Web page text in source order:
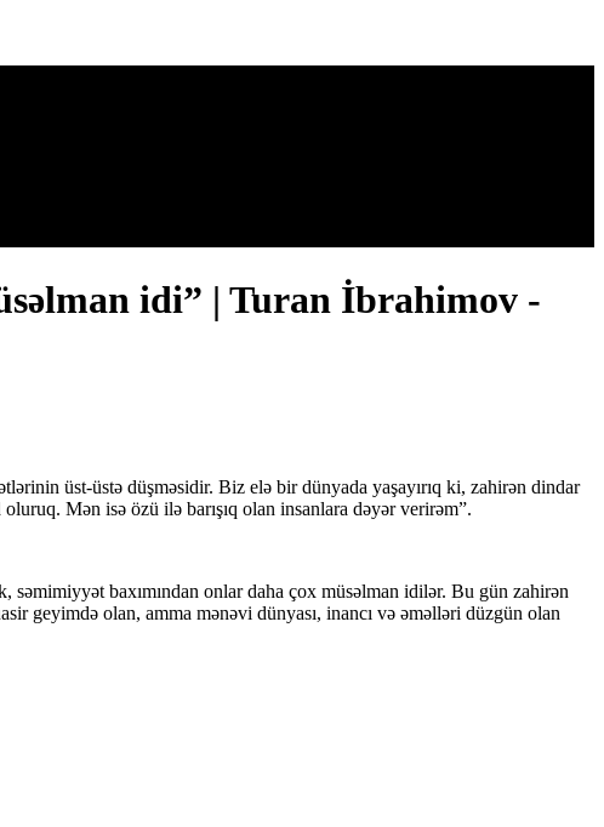
idi” | Turan İbrahimov -
üst-üstə düşməsidir. Biz elə bir dünyada yaşayırıq ki, zahirən dindar
Mən isə özü ilə barışıq olan insanlara dəyər verirəm”.
baxımından onlar daha çox müsəlman idilər. Bu gün zahirən
geyimdə olan, amma mənəvi dünyası, inancı və əməlləri düzgün olan